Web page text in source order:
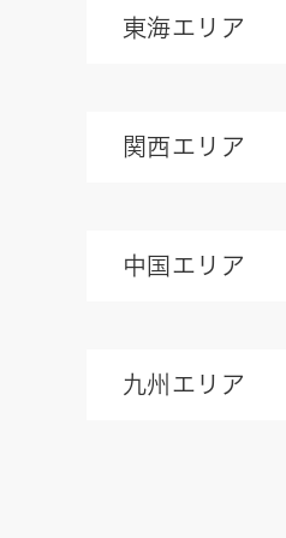
東海エリア
関西エリア
中国エリア
九州エリア